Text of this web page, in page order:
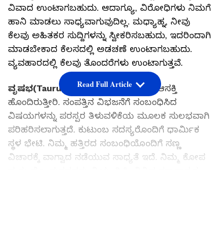
ವಿವಾದ ಉಂಟಾಗಬಹುದು. ಆದಾಗ್ಯೂ, ವಿರೋಧಿಗಳು ನಿಮಗೆ
ಹಾನಿ ಮಾಡಲು ಸಾಧ್ಯವಾಗುವುದಿಲ್ಲ. ಮಧ್ಯಾಹ್ನ, ನೀವು
ಕೆಲವು ಅಹಿತಕರ ಸುದ್ದಿಗಳನ್ನು ಸ್ವೀಕರಿಸಬಹುದು, ಇದರಿಂದಾಗಿ
ಮಾಡಬೇಕಾದ ಕೆಲಸದಲ್ಲಿ ಅಡಚಣೆ ಉಂಟಾಗಬಹುದು.
ವ್ಯವಹಾರದಲ್ಲಿ ಕೆಲವು ತೊಂದರೆಗಳು ಉಂಟಾಗುತ್ತವೆ.
ವೃಷಭ(Taurus):
ಸೃಜನಶೀಲ ಕೆಲಸಗಳಲ್ಲಿ ಆಸಕ್ತಿ
ಹೊಂದಿರುತ್ತೀರಿ. ಸಂಪತ್ತಿನ ವಿಭಜನೆಗೆ ಸಂಬಂಧಿಸಿದ
ವಿಷಯಗಳನ್ನು ಪರಸ್ಪರ ತಿಳುವಳಿಕೆಯ ಮೂಲಕ ಸುಲಭವಾಗಿ
ಪರಿಹರಿಸಲಾಗುತ್ತದೆ. ಕುಟುಂಬ ಸದಸ್ಯರೊಂದಿಗೆ ಧಾರ್ಮಿಕ
ಸ್ಥಳ ಭೇಟಿ. ನಿಮ್ಮ ಹತ್ತಿರದ ಸಂಬಂಧಿಯೊಂದಿಗೆ ಸಣ್ಣ
ವಿಚಾರಕ್ಕೆ ವಾಗ್ವಾದ ನಡೆಯುವ ಸಾಧ್ಯತೆ ಇದೆ. ನಿಮ್ಮ ಕೋಪ
Read Full Article